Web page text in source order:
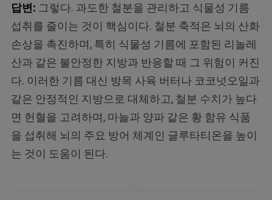
답변: 그렇다. 과도한 철분을 관리하고 식물성 기름
섭취를 줄이는 것이 핵심이다. 철분 축적은 뇌의 산화
손상을 촉진하며, 특히 식물성 기름에 포함된 리놀레
산과 같은 불안정한 지방과 반응할 때 그 위험이 커진
다. 이러한 기름 대신 방목 사육 버터나 코코넛오일과
같은 안정적인 지방으로 대체하고, 철분 수치가 높다
면 헌혈을 고려하며, 마늘과 양파 같은 황 함유 식품
을 섭취해 뇌의 주요 방어 체계인 글루타티온을 높이
는 것이 도움이 된다.